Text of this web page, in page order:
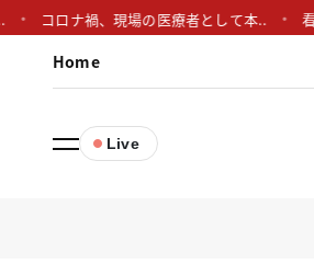
コロナ禍、現場の医療者として本.. 看
Home
Live